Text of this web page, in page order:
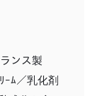
ンス製
ｰﾑ／乳化剤